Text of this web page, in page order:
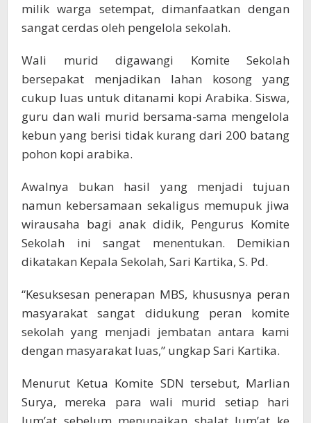
milik warga setempat, dimanfaatkan dengan
sangat cerdas oleh pengelola sekolah.
Wali murid digawangi Komite Sekolah
bersepakat menjadikan lahan kosong yang
cukup luas untuk ditanami kopi Arabika. Siswa,
guru dan wali murid bersama-sama mengelola
kebun yang berisi tidak kurang dari 200 batang
pohon kopi arabika.
Awalnya bukan hasil yang menjadi tujuan
namun kebersamaan sekaligus memupuk jiwa
wirausaha bagi anak didik, Pengurus Komite
Sekolah ini sangat menentukan. Demikian
dikatakan Kepala Sekolah, Sari Kartika, S. Pd.
“Kesuksesan penerapan MBS, khususnya peran
masyarakat sangat didukung peran komite
sekolah yang menjadi jembatan antara kami
dengan masyarakat luas,” ungkap Sari Kartika.
Menurut Ketua Komite SDN tersebut, Marlian
Surya, mereka para wali murid setiap hari